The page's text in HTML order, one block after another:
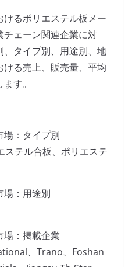
るポリエステル板メー
チェーン関連企業に対
、タイプ別、用途別、地
る売上、販売量、平均
す。
場：タイプ別
ステル合板、ポリエステ
場：用途別
場：掲載企業
、Trano、Foshan